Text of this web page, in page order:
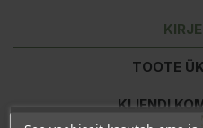
TOOTE
KLIENDI